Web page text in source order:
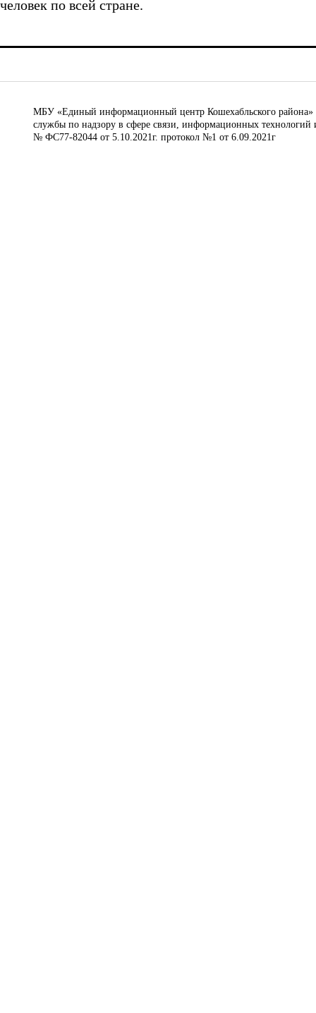
человек по всей стране.
МБУ «Единый информационный центр Кошехабльского района»
службы по надзору в сфере связи, информационных
№ ФС77-82044 от 5.10.2021г. протокол №1 от 6.09.2021г